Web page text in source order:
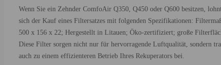
Wenn Sie ein Zehnder ComfoAir Q350, Q450 oder Q600 besitzen,
sich der Kauf eines Filtersatzes mit folgenden Spezifikationen:
500 x 156 x 22; Hergestellt in Litauen; Öko-zertifiziert; große
Diese Filter sorgen nicht nur für hervorragende Luftqualität, sondern
auch zu einem effizienteren Betrieb Ihres Rekuperators bei.